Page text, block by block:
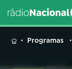
MENUProgramas